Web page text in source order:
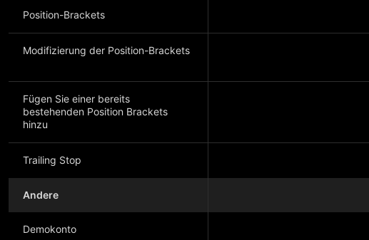
Position-Brackets
Modifizierung der Position-Brackets
Fügen Sie einer bereits
bestehenden Position Brackets
hinzu
Trailing Stop
Andere
Demokonto